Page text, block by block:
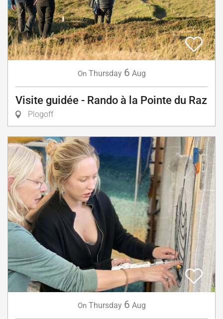
On Thursday 6 Aug
Visite guidée - Rando à la Pointe du Raz
Plogoff
On Thursday 6 Aug